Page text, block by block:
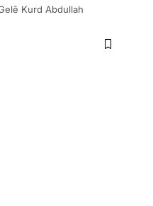
Kurd Abdullah